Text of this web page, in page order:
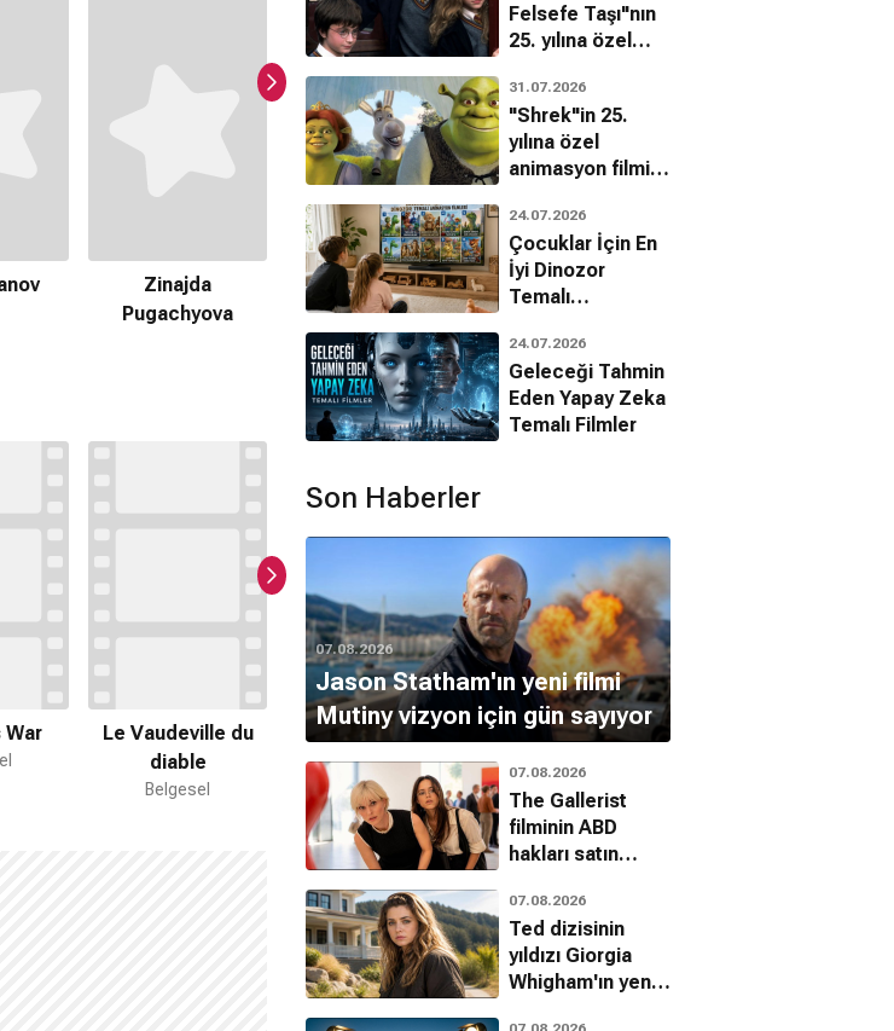
Zinajda
Pugachyova
Dariya Semyonova Larisa Khitana
Le Vaudeville du
diable
Belgesel
Svetlana About
Svetlana
Russian Lessons
Felsefe Taşı"nın
25. yılına özel
bilinmeyenleri!
31.07.2026
"Shrek"in 25.
yılına özel
animasyon filmin
24.07.2026
Çocuklar İçin En
İyi Dinozor
Temalı
Filmleri
24.07.2026
Geleceği Tahmin
Eden Yapay Zeka
Temalı Filmler
Son Haberler
07.08.2026
Jason Statham'ın yeni filmi
Mutiny vizyon için gün sayıyor
07.08.2026
The Gallerist
filminin ABD
hakları satın
07.08.2026
Ted dizisinin
yıldızı Giorgia
Whigham'ın yeni